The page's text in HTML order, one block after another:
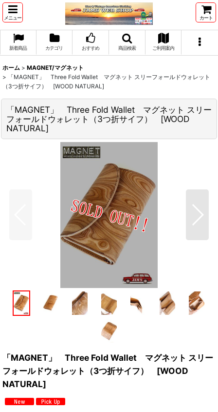
メニュー カート
新着商品 カテゴリ おすすめ 商品検索 ご利用案内
ホーム > MAGNET/マグネット
>
「MAGNET」 Three Fold Wallet マグネット スリーフォールドウォレット
（3つ折サイフ） [WOOD NATURAL]
「MAGNET」 Three Fold Wallet マグネット スリー
フォールドウォレット（3つ折サイフ） [WOOD
NATURAL]
「MAGNET」 Three Fold Wallet マグネット スリー
フォールドウォレット（3つ折サイフ） [WOOD
NATURAL]